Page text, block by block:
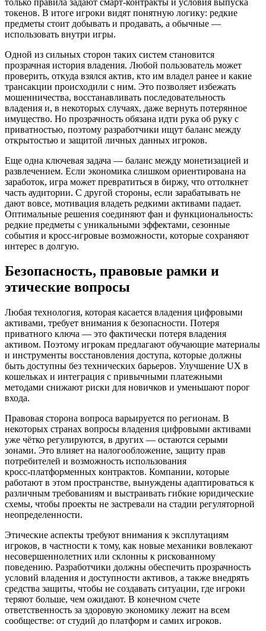
токенов. В итоге игроки видят понятную логику: редкие
предметы стоит добывать и продавать, а обычные —
использовать внутри игры.
Одной из сильных сторон таких систем становится
прозрачная история владения. Любой пользователь может
проверить, откуда взялся актив, кто им владел ранее и какие
трансакции происходили с ним. Это позволяет избежать
мошенничества, восстанавливать последовательность
владения и, в некоторых случаях, даже вернуть потерянное
имущество. Но прозрачность обязана идти рука об руку с
приватностью, поэтому разработчики ищут баланс между
открытостью и защитой личных данных игроков.
Еще одна ключевая задача — баланс между монетизацией и
развлечением. Если экономика слишком ориентирована на
заработок, игра может превратиться в биржу, что оттолкнет
часть аудитории. С другой стороны, если зарабатывать не
дают вовсе, мотивация владеть редкими активами падает.
Оптимальные решения соединяют фан и функциональность:
редкие предметы с уникальными эффектами, сезонные
события и кросс‑игровые возможности, которые сохраняют
интерес в долгую.
Безопасность, правовые рамки и
этические вопросы
Любая технология, которая касается владения цифровыми
активами, требует внимания к безопасности. Потеря
приватного ключа — это фактически потеря владения
активом. Поэтому игрокам предлагают обучающие материалы
и инструменты восстановления доступа, которые должны
быть доступны без технических барьеров. Улучшение UX в
кошельках и интеграция с привычными платежными
методами снижают риски для новичков и уменьшают порог
входа.
Правовая сторона вопроса варьируется по регионам. В
некоторых странах вопросы владения цифровыми активами
уже чётко регулируются, в других — остаются серыми
зонами. Это влияет на налогообложение, защиту прав
потребителей и возможность использования
кросс‑платформенных контрактов. Компании, которые
работают в этом пространстве, вынуждены адаптироваться к
различным требованиям и выстраивать гибкие юридические
схемы, чтобы проекты не застревали на стадии регуляторной
неопределенности.
Этические аспекты требуют внимания к эксплутациям
игроков, в частности к тому, как новые механики вовлекают
несовершеннолетних или склонны к рискованному
поведению. Разработчики должны обеспечить прозрачность
условий владения и доступности активов, а также внедрять
средства защиты, чтобы не создавать ситуации, где игроки
теряют больше, чем ожидают. В конечном счете
ответственность за здоровую экономику лежит на всем
сообществе: от студий до платформ и самих игроков.